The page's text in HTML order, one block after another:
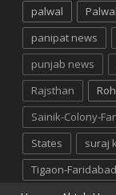
palwal
panipat news
punjab news
Rajsthan
Sainik-Colony-
States
suraj
Tigaon-